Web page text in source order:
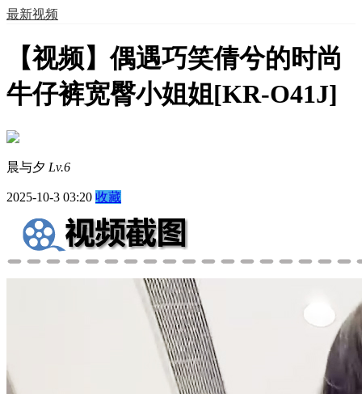
最新视频
【视频】偶遇巧笑倩兮的时尚
牛仔裤宽臀小姐姐[KR-O41J]
晨与夕 Lv.6
2025-10-3 03:20 收藏